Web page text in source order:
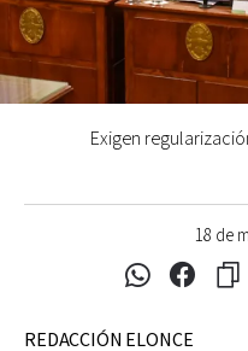
18 de
Exigen
REDACCIÓN ELONCE